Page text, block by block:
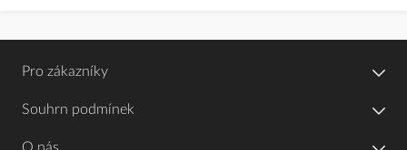
Pro zákazníky
Souhrn podmínek